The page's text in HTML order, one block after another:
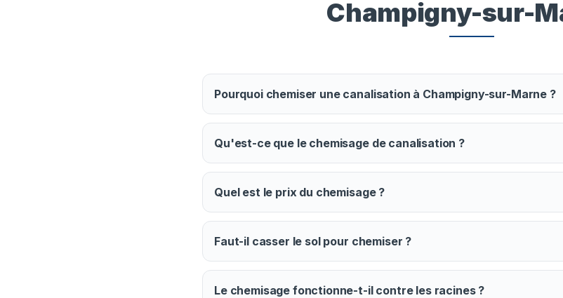
Champigny-sur-
Pourquoi chemiser une canalisation à Champigny-sur-Marne ?
Qu'est-ce que le chemisage de canalisation ?
Quel est le prix du chemisage ?
Faut-il casser le sol pour chemiser ?
Le chemisage fonctionne-t-il contre les racines ?